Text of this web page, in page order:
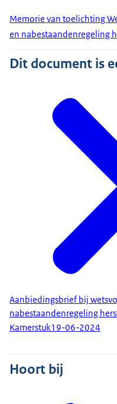
Memorie van toelichting
en nabestaandenregeling
Dit document is
Aanbiedingsbrief bij
nabestaandenregeling
Kamerstuk19-06-2024
Hoort bij